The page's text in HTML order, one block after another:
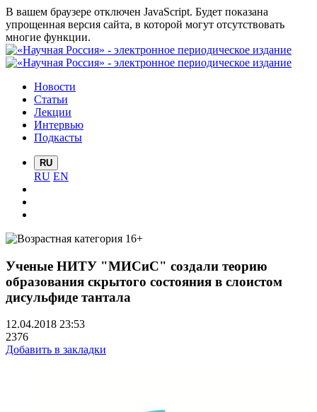
В вашем браузере отключен JavaScript. Будет показана
упрощенная версия сайта, в которой могут отсутствовать
многие функции.
Новости
Статьи
Лекции
Интервью
Подкасты
RU
RU EN
Ученые НИТУ "МИСиС" создали теорию
образования скрытого состояния в слоистом
дисульфиде тантала
12.04.2018 23:53
2376
Добавить в закладки